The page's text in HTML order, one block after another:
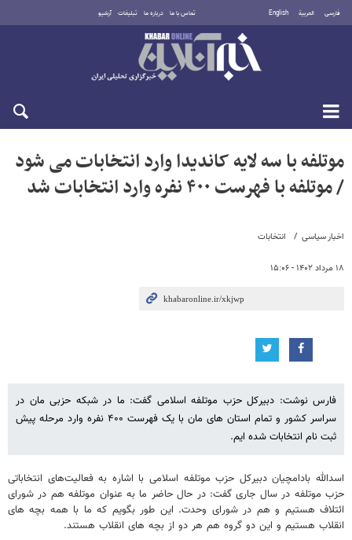
فارسی العربية English تماس با ما درباره ما تبلیغات آرشیو
شنبه ۱۷ مرداد ۱۴۰۵
اخبار سیاسی انتخابات
۱۸ مرداد ۱۴۰۲ - ۱۵:۰۶
موتلفه با سه لایه کاندیدا وارد انتخابات می شود
/ موتلفه با فهرست ۴۰۰ نفره وارد انتخابات شد
فارس نوشت: دبیرکل حزب موتلفه اسلامی گفت: ما در شبکه حزبی مان در
سراسر کشور و تمام استان های مان با یک فهرست ۴۰۰ نفره وارد مرحله پیش
ثبت نام انتخابات شده ایم.
اسدالله بادامچیان دبیرکل حزب موتلفه اسلامی با اشاره به فعالیت‌های انتخاباتی
حزب موتلفه در سال جاری گفت: در حال حاضر ما به عنوان موتلفه هم در شورای
ائتلاف هستیم و هم در شورای وحدت. این طور بگویم که ما با همه بچه های
انقلاب هستیم و این دو گروه هم هر دو از بچه های انقلاب هستند.